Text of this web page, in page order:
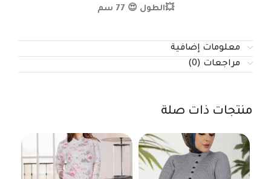
💥الطول 😍 77 سم
معلومات إضافية
مراجعات (0)
منتجات ذات صلة